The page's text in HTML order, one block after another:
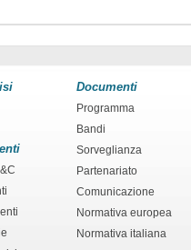
Documenti
Programma
Bandi
Sorveglianza
Partenariato
Comunicazione
Normativa europea
Normativa italiana